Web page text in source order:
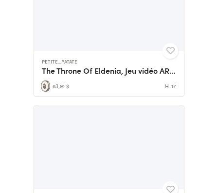
PETITE_PATATE
The Throne Of Eldenia, Jeu vidéo ARGP en 2D vue du dessus
83,91 $ H-17